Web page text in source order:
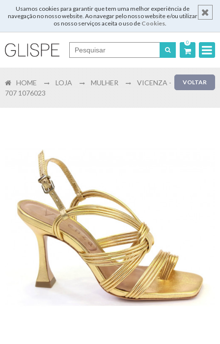
Usamos cookies para garantir que tem uma melhor experiência de
navegação no nosso website. Ao navegar pelo nosso website e/ou utilizar
os nosso serviços aceita o uso de Cookies.
0
English
Login
Registar
Carrinho
de
compras
Glispe
Mulher
VOLTAR
HOME LOJA MULHER
VICENZA -
707 1076023